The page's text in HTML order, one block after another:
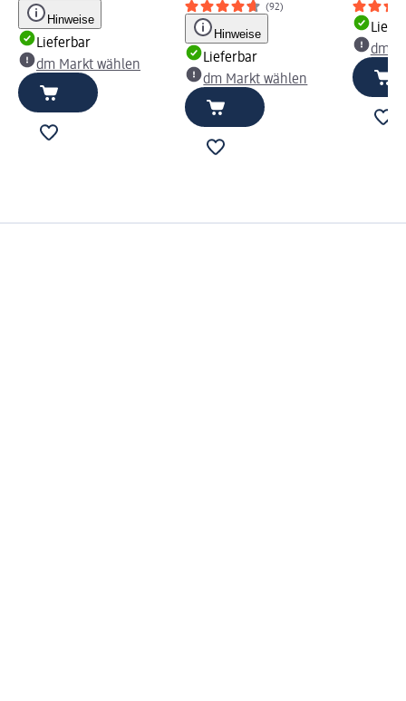
Hinweise
Lieferbar
dm Markt wählen
(92)
Hinweise
Lieferbar
dm Markt wählen
dm